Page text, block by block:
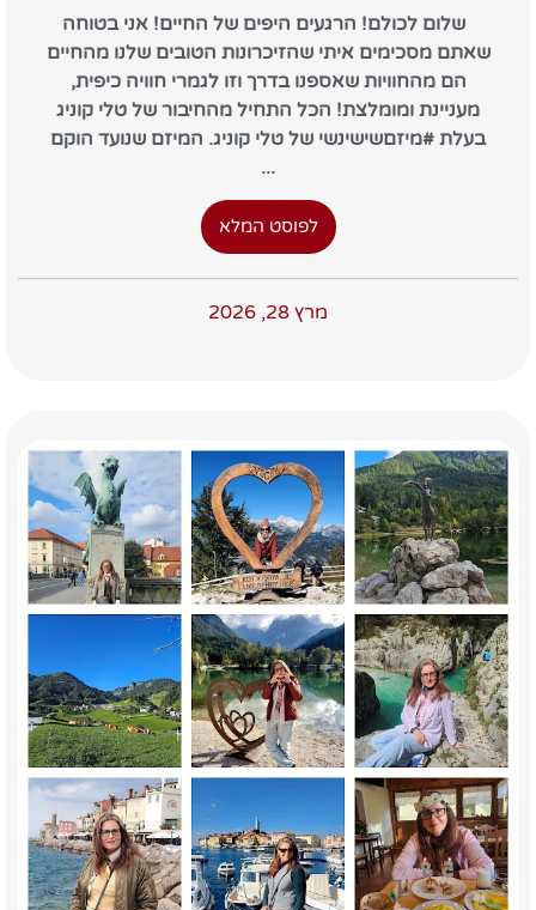
שלום לכולם! הרגעים היפים של החיים! אני בטוחה
שאתם מסכימים איתי שהזיכרונות הטובים שלנו מהחיים
הם מהחוויות שאספנו בדרך וזו לגמרי חוויה כיפית,
מעניינת ומומלצת! הכל התחיל מהחיבור של טלי קוניג
בעלת #מיזםשישינשי של טלי קוניג. המיזם שנועד הוקם
...
לפוסט המלא
מרץ 28, 2026